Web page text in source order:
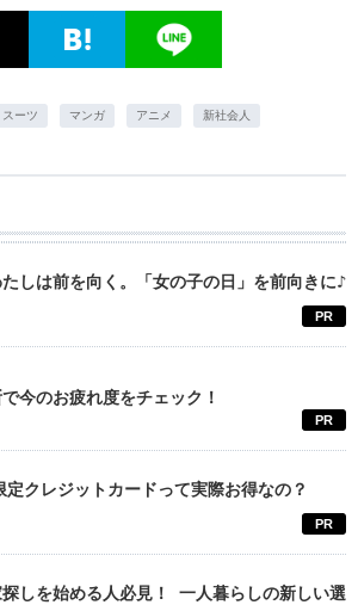
スーツ マンガ アニメ 新社会人
しは前を向く。「女の子の日」を前向きに♪
PR
今のお疲れ度をチェック！
PR
定クレジットカードって実際お得なの？
PR
しを始める人必見！ 一人暮らしの新しい選